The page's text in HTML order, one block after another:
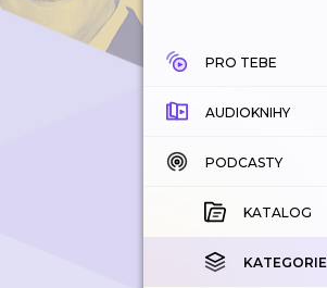
PRO TEBE
AUDIOKNIHY
KATALOG
KOUPENÉ
KATEGORIE
PODCASTY
KATALOG
KATEGORIE